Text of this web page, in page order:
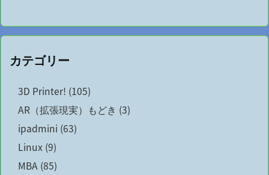
カテゴリー
3D Printer! (105)
AR（拡張現実）もどき (3)
ipadmini (63)
Linux (9)
MBA (85)